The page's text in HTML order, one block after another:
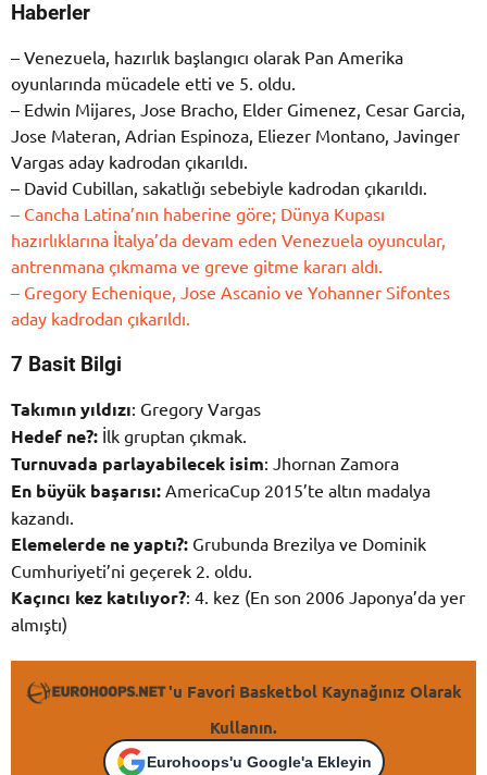
Haberler
– Venezuela, hazırlık başlangıcı olarak Pan Amerika
oyunlarında mücadele etti ve 5. oldu.
– Edwin Mijares, Jose Bracho, Elder Gimenez, Cesar Garcia,
Jose Materan, Adrian Espinoza, Eliezer Montano, Javinger
Vargas aday kadrodan çıkarıldı.
– David Cubillan, sakatlığı sebebiyle kadrodan çıkarıldı.
– Cancha Latina’nın haberine göre; Dünya Kupası
hazırlıklarına İtalya’da devam eden Venezuela oyuncular,
antrenmana çıkmama ve greve gitme kararı aldı.
– Gregory Echenique, Jose Ascanio ve Yohanner Sifontes
aday kadrodan çıkarıldı.
7 Basit Bilgi
Takımın yıldızı: Gregory Vargas
Hedef ne?: İlk gruptan çıkmak.
Turnuvada parlayabilecek isim: Jhornan Zamora
En büyük başarısı: AmericaCup 2015’te altın madalya
kazandı.
Elemelerde ne yaptı?: Grubunda Brezilya ve Dominik
Cumhuriyeti’ni geçerek 2. oldu.
Kaçıncı kez katılıyor?: 4. kez (En son 2006 Japonya’da yer
almıştı)
'u Favori Basketbol Kaynağınız Olarak
Kullanın.
Eurohoops'u Google'a Ekleyin